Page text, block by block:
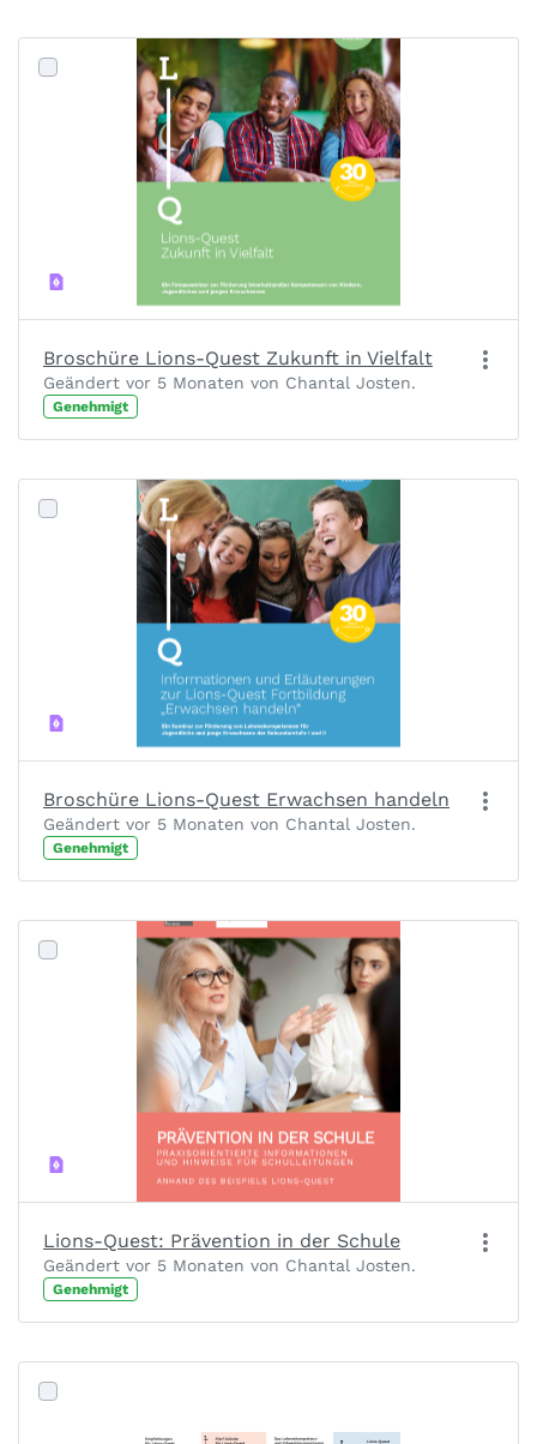
Broschüre Lions-Quest Zukunft in Vielfalt
Geändert vor 5 Monaten von Chantal Josten.
Genehmigt
Broschüre Lions-Quest Erwachsen handeln
Geändert vor 5 Monaten von Chantal Josten.
Genehmigt
Lions-Quest: Prävention in der Schule
Geändert vor 5 Monaten von Chantal Josten.
Genehmigt